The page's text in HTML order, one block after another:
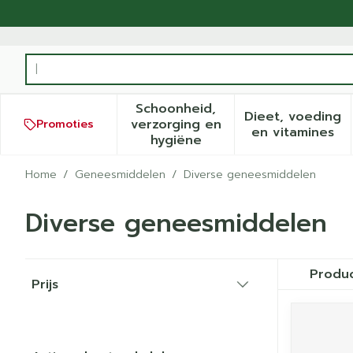
Product, merk, categorie...
Promoties
Schoonheid,
verzorging en
hygiëneToon submenu voor
Dieet, voeding
en vitamines
Toon
Home / Geneesmiddelen / Diverse geneesmiddelen
Diverse geneesmiddelen
Prijs